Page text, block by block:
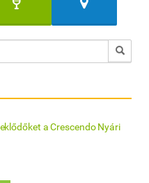
a Crescendo Nyári